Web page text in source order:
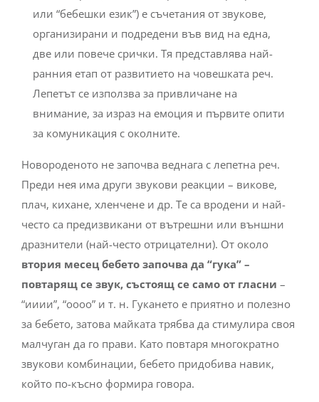
или “бебешки език”) е съчетания от звукове,
организирани и подредени във вид на една,
две или повече срички. Тя представлява най-
ранния етап от развитието на човешката реч.
Лепетът се използва за привличане на
внимание, за израз на емоция и първите опити
за комуникация с околните.
Новороденото не започва веднага с лепетна реч.
Преди нея има други звукови реакции – викове,
плач, кихане, хленчене и др. Те са вродени и най-
често са предизвикани от вътрешни или външни
дразнители (най-често отрицателни). От около
втория месец бебето започва да “гука” –
повтарящ се звук, състоящ се само от гласни –
“ииии”, “оооо” и т. н. Гукането е приятно и полезно
за бебето, затова майката трябва да стимулира своя
малчуган да го прави. Като повтаря многократно
звукови комбинации, бебето придобива навик,
който по-късно формира говора.